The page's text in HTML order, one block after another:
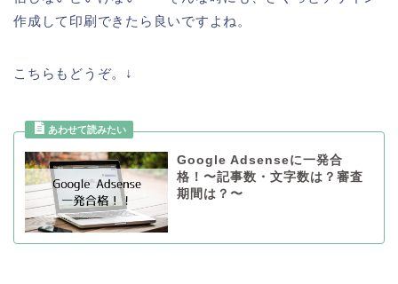
作成して印刷できたら良いですよね。
こちらもどうぞ。↓
Google Adsenseに一発合
格！〜記事数・文字数は？審査
期間は？〜